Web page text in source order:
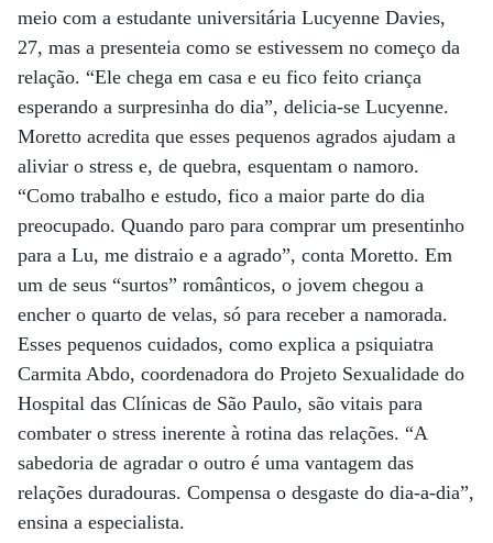
meio com a estudante universitária Lucyenne Davies,
27, mas a presenteia como se estivessem no começo da
relação. “Ele chega em casa e eu fico feito criança
esperando a surpresinha do dia”, delicia-se Lucyenne.
Moretto acredita que esses pequenos agrados ajudam a
aliviar o stress e, de quebra, esquentam o namoro.
“Como trabalho e estudo, fico a maior parte do dia
preocupado. Quando paro para comprar um presentinho
para a Lu, me distraio e a agrado”, conta Moretto. Em
um de seus “surtos” românticos, o jovem chegou a
encher o quarto de velas, só para receber a namorada.
Esses pequenos cuidados, como explica a psiquiatra
Carmita Abdo, coordenadora do Projeto Sexualidade do
Hospital das Clínicas de São Paulo, são vitais para
combater o stress inerente à rotina das relações. “A
sabedoria de agradar o outro é uma vantagem das
relações duradouras. Compensa o desgaste do dia-a-dia”,
ensina a especialista.